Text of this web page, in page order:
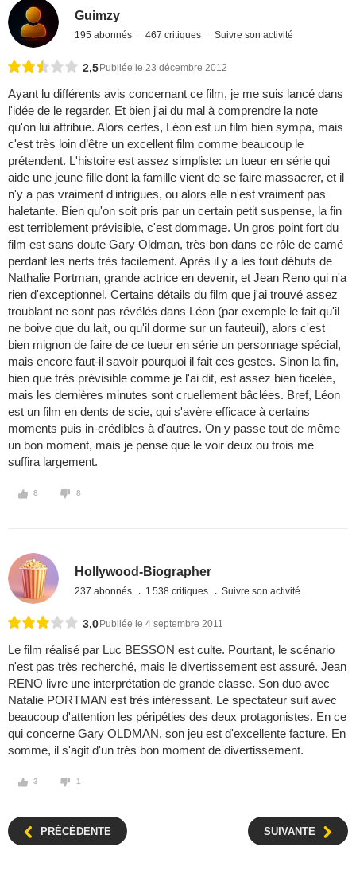
Guimzy
195 abonnés 467 critiques Suivre son activité
2,5 Publiée le 23 décembre 2012
Ayant lu différents avis concernant ce film, je me suis lancé dans
l'idée de le regarder. Et bien j'ai du mal à comprendre la note
qu'on lui attribue. Alors certes, Léon est un film bien sympa, mais
c'est très loin d’être un excellent film comme beaucoup le
prétendent. L'histoire est assez simpliste: un tueur en série qui
aide une jeune fille dont la famille vient de se faire massacrer, et il
n'y a pas vraiment d'intrigues, ou alors elle n'est vraiment pas
haletante. Bien qu'on soit pris par un certain petit suspense, la fin
est terriblement prévisible, c'est dommage. Un gros point fort du
film est sans doute Gary Oldman, très bon dans ce rôle de camé
perdant les nerfs très facilement. Après il y a les tout débuts de
Nathalie Portman, grande actrice en devenir, et Jean Reno qui n'a
rien d'exceptionnel. Certains détails du film que j'ai trouvé assez
troublant ne sont pas révélés dans Léon (par exemple le fait qu'il
ne boive que du lait, ou qu'il dorme sur un fauteuil), alors c'est
bien mignon de faire de ce tueur en série un personnage spécial,
mais encore faut-il savoir pourquoi il fait ces gestes. Sinon la fin,
bien que très prévisible comme je l'ai dit, est assez bien ficelée,
mais les dernières minutes sont cruellement bâclées. Bref, Léon
est un film en dents de scie, qui s'avère efficace à certains
moments puis in-crédibles à d'autres. On y passe tout de même
un bon moment, mais je pense que le voir deux ou trois me
suffira largement.
8 8
Hollywood-Biographer
237 abonnés 1 538 critiques Suivre son activité
3,0 Publiée le 4 septembre 2011
Le film réalisé par Luc BESSON est culte. Pourtant, le scénario
n'est pas très recherché, mais le divertissement est assuré. Jean
RENO livre une interprétation de grande classe. Son duo avec
Natalie PORTMAN est très intéressant. Le spectateur suit avec
beaucoup d'attention les péripéties des deux protagonistes. En ce
qui concerne Gary OLDMAN, son jeu est d'excellente facture. En
somme, il s'agit d'un très bon moment de divertissement.
3 1
PRÉCÉDENTE SUIVANTE